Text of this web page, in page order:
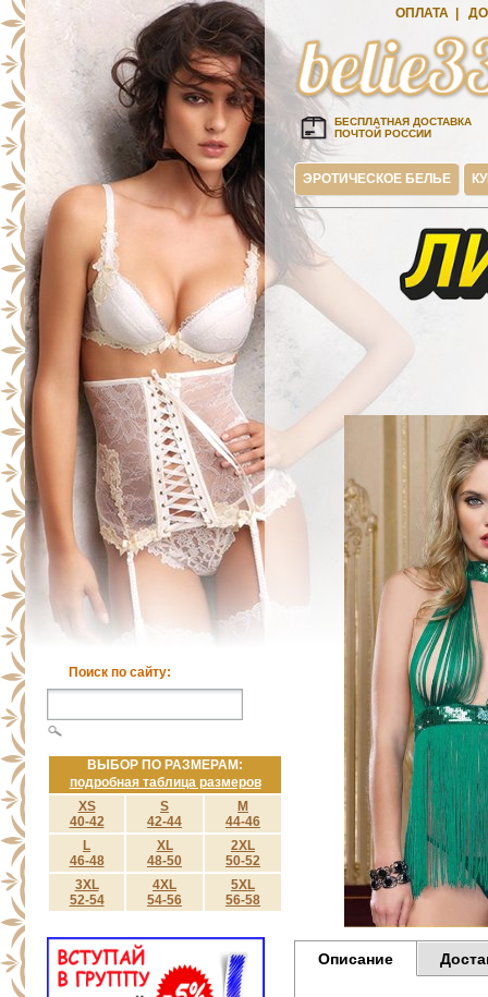
Поиск по сайту:
ВЫБОР ПО РАЗМЕРАМ:
подробная таблица размеров
XS
40-42
S
42-44
M
44-46
L
46-48
XL
48-50
2XL
50-52
3XL
52-54
4XL
54-56
5XL
56-58
ОПЛАТА
БЕСПЛАТНАЯ ДОСТАВКА
ПОЧТОЙ РОССИИ
ЭРОТИЧЕСКОЕ БЕЛЬЕ
Описание